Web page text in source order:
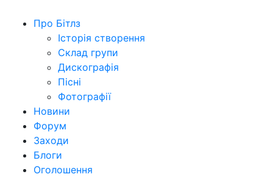
Про Бітлз
Історія створення
Склад групи
Дискографія
Пісні
Фотографії
Новини
Форум
Заходи
Блоги
Оголошення